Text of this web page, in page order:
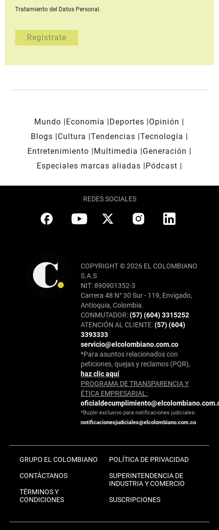
Tratamiento del Datos Personal.
Mundo Economía Deportes
Opinión
Blogs
Cultura Tendencias Tecnología
Entretenimiento
Multimedia
Generación
Especiales marcas aliadas
Pódcast
REDES SOCIALES
COPYRIGHT © 2026 EL COLOMBIANO
S.A.S
NIT: 890901352-3
Carrera 48 N° 30 Sur - 119, Envigado,
Antioquia, Colombia.
CONMUTADOR:(57) (604) 3315252
ATENCIÓN AL CLIENTE:(57) (604)
3393333
servicio@elcolombiano.com.co
*Para asuntos relacionados con
peticiones, quejas y reclamos (PQR),
haz clic aquí
PROGRAMA DE TRANSPARENCIA Y
ÉTICA EMPRESARIAL:
*Buzón exclusivo para notificaciones judiciales:
notificacionesjudiciales@elcolombiano.com.co
GRUPO EL COLOMBIANO
CONTÁCTANOS
TÉRMINOS Y
CONDICIONES
POLÍTICA DE PRIVACIDAD
SUPERINTENDENCIA DE
INDUSTRIA Y COMERCIO
SUSCRIPCIONES